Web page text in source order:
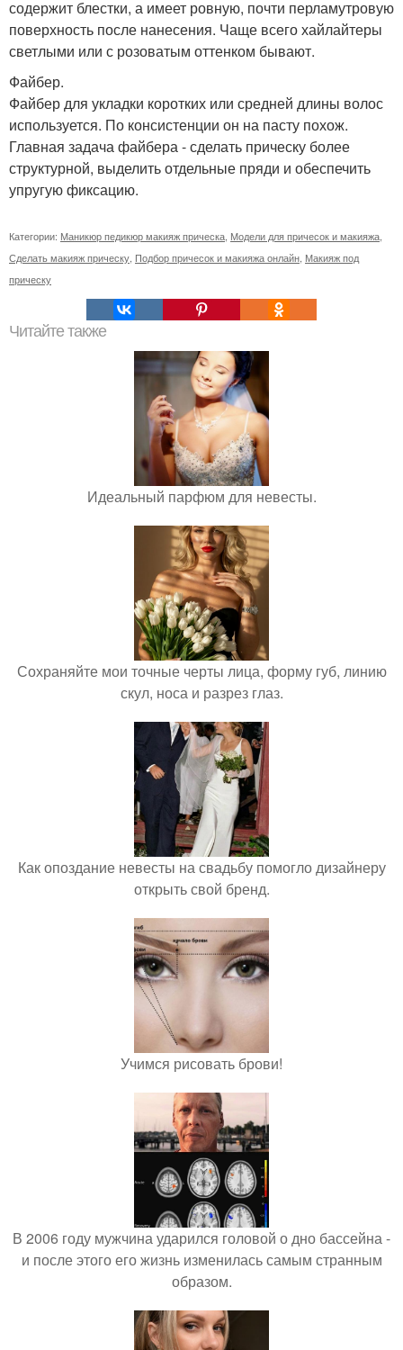
содержит блестки, а имеет ровную, почти перламутровую
поверхность после нанесения. Чаще всего хайлайтеры
светлыми или с розоватым оттенком бывают.
Файбер.
Файбер для укладки коротких или средней длины волос
используется. По консистенции он на пасту похож.
Главная задача файбера - сделать прическу более
структурной, выделить отдельные пряди и обеспечить
упругую фиксацию.
Категории: Маникюр педикюр макияж прическа Модели для причесок и макияжа
Сделать макияж прическу Подбор причесок и макияжа онлайн Макияж под
прическу
Читайте также
Идеальный парфюм для невесты.
Сохраняйте мои точные черты лица, форму губ, линию
скул, носа и разрез глаз.
Как опоздание невесты на свадьбу помогло дизайнеру
открыть свой бренд.
Учимся рисовать брови!
В 2006 году мужчина ударился головой о дно бассейна -
и после этого его жизнь изменилась самым странным
образом.